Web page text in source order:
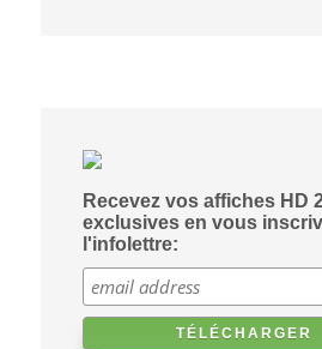
Recevez vos affiches HD
exclusives en vous
l'infolettre: